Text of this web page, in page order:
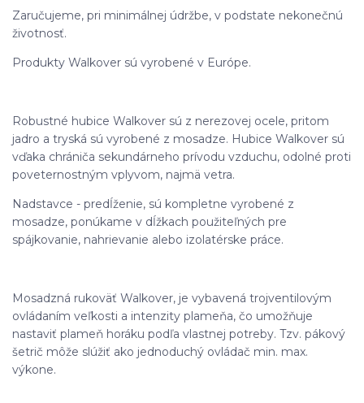
Zaručujeme, pri minimálnej údržbe, v podstate nekonečnú
životnosť.
Produkty Walkover sú vyrobené v Európe.
Robustné hubice Walkover sú z nerezovej ocele, pritom
jadro a tryská sú vyrobené z mosadze. Hubice Walkover sú
vďaka chrániča sekundárneho prívodu vzduchu, odolné proti
poveternostným vplyvom, najmä vetra.
Nadstavce - predĺženie, sú kompletne vyrobené z
mosadze, ponúkame v dĺžkach použiteľných pre
spájkovanie, nahrievanie alebo izolatérske práce.
Mosadzná rukoväť Walkover, je vybavená trojventilovým
ovládaním veľkosti a intenzity plameňa, čo umožňuje
nastaviť plameň horáku podľa vlastnej potreby. Tzv. pákový
šetrič môže slúžiť ako jednoduchý ovládač min. max.
výkone.